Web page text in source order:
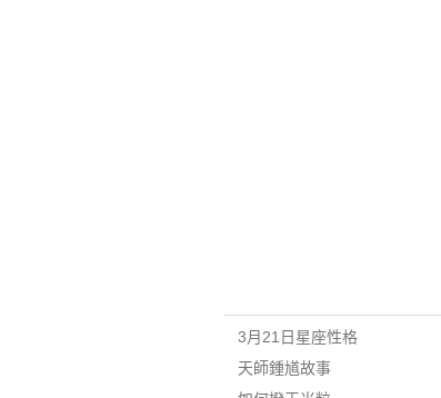
3月21日星座性格
天師鍾馗故事